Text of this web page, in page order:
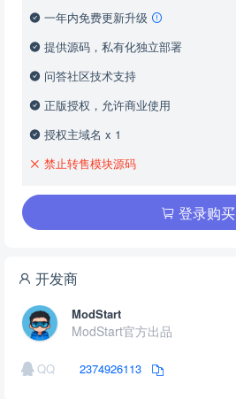
一年内免费更新升级
提供源码，私有化独立部署
问答社区技术支持
正版授权，允许商业使用
授权主域名 x 1
禁止转售模块源码
登录购买
开发商
ModStart
ModStart官方出品
QQ 2374926113